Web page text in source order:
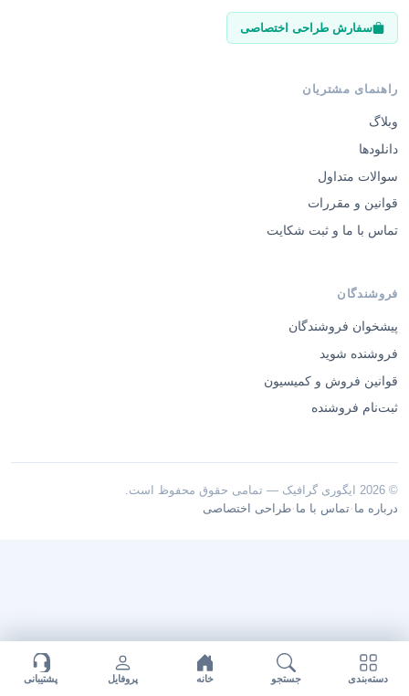
سفارش طراحی اختصاصی
راهنمای مشتریان
وبلاگ
دانلودها
سوالات متداول
قوانین و مقررات
تماس با ما و ثبت شکایت
فروشندگان
پیشخوان فروشندگان
فروشنده شوید
قوانین فروش و کمیسیون
ثبت‌نام فروشنده
© 2026 ایگوری گرافیک — تمامی حقوق محفوظ است.
درباره ما ·تماس با ما ·طراحی اختصاصی
دسته‌بندی جستجو خانه پروفایل پشتیبانی